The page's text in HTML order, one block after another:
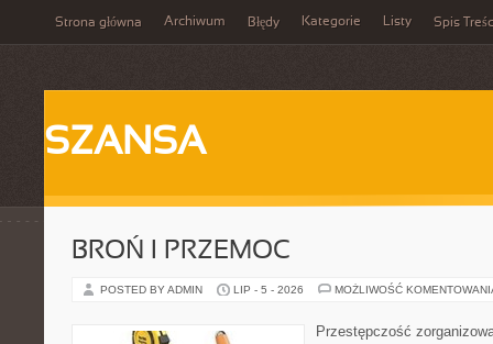
Strona główna Archiwum Błędy Kategorie Listy Spis
SZANSA
BROŃ I PRZEMOC
POSTED BY ADMIN LIP - 5 - 2026 MOŻLIWOŚĆ
Przestępczość